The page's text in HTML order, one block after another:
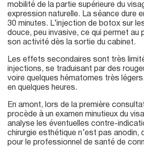
mobilité de la partie supérieure du
expression naturelle. La séance dure
30 minutes. L’injection de botox sur
douce, peu invasive, ce qui permet au
son activité dès la sortie du cabinet.
Les effets secondaires sont très
injections, se traduisant par des
voire quelques hématomes très
en quelques heures.
En amont, lors de la première
procède à un examen minutieux du
analyse les éventuelles contre-
chirurgie esthétique n’est pas anodin,
pour le professionnel de santé de